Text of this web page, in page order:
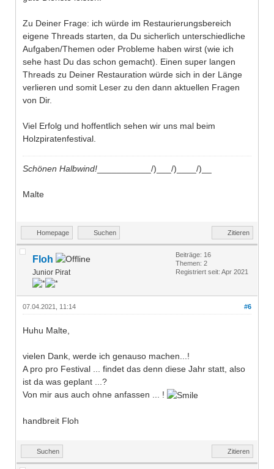
Zu Deiner Frage: ich würde im Restaurierungsbereich
eigene Threads starten, da Du sicherlich unterschiedliche
Aufgaben/Themen oder Probleme haben wirst (wie ich
sehe hast Du das schon gemacht). Einen super langen
Threads zu Deiner Restauration würde sich in der Länge
verlieren und somit Leser zu den dann aktuellen Fragen
von Dir.
Viel Erfolg und hoffentlich sehen wir uns mal beim
Holzpiratenfestival.
Schönen Halbwind! ___________/)___/)____/)__
Malte
Homepage Suchen Zitieren
Floh
Junior Pirat
Beiträge: 16
Themen: 2
Registriert seit: Apr 2021
#6
07.04.2021, 11:14
Huhu Malte,
vielen Dank, werde ich genauso machen...!
A pro pro Festival ... findet das denn diese Jahr statt, also
ist da was geplant ...?
Von mir aus auch ohne anfassen ... !
handbreit Floh
Suchen Zitieren